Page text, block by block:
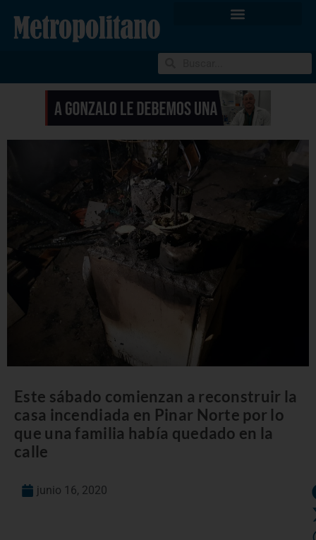
Este sábado comienzan a reconstruir la
casa incendiada en Pinar Norte por lo
que una familia había quedado en la
calle
junio 16, 2020